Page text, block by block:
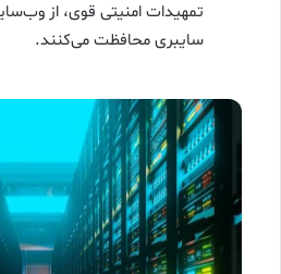
تمهیدات امنیتی قوی، از
سایبری محافظت می‌کنند.